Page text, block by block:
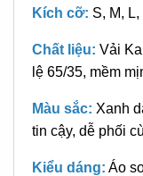
Kích cỡ: S, M,
Chất liệu: Vải
lệ 65/35, mềm
Màu sắc: Xanh
tin cậy, dễ phối
Kiểu dáng: Áo